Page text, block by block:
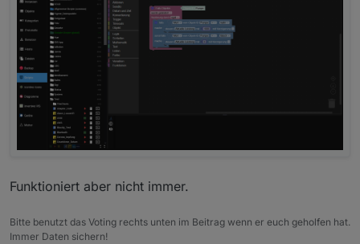
Funktioniert aber nicht immer.
Bitte benutzt das Voting rechts unten im Beitrag wenn er euch geholfen hat.
Immer Daten sichern!